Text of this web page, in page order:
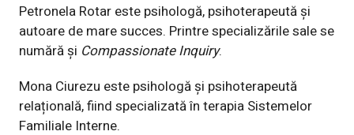
Petronela Rotar este psihologă, psihoterapeută și
autoare de mare succes. Printre specializările sale se
numără și Compassionate Inquiry.
Mona Ciurezu este psihologă și psihoterapeută
relațională, fiind specializată în terapia Sistemelor
Familiale Interne.